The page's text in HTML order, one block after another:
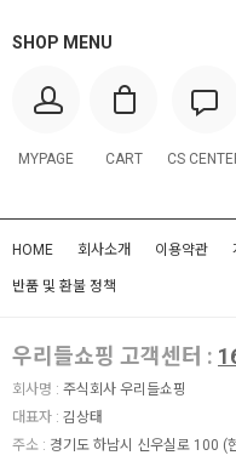
SHOP MENU
MYPAGE CART CS
HOME 회사소개 이용약관
반품 및 환불 정책
우리들쇼핑 고객센터 :
회사명 : 주식회사 우리들쇼핑
대표자 : 김상태
주소 : 경기도 하남시 신우실로 100 (